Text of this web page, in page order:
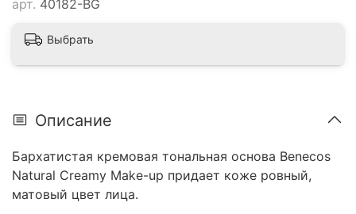
арт. 40182-BG
Выбрать
Описание
Бархатистая кремовая тональная основа Benecos
Natural Creamy Make-up придает коже ровный,
матовый цвет лица.